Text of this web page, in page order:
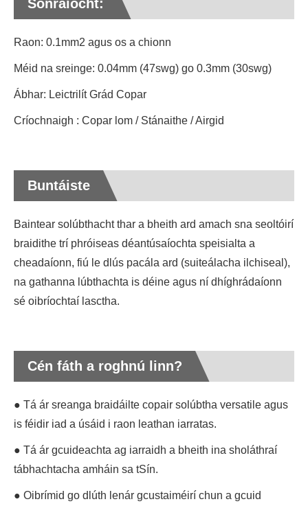
Sonraíocht:
Raon: 0.1mm2 agus os a chionn
Méid na sreinge: 0.04mm (47swg) go 0.3mm (30swg)
Ábhar: Leictrilít Grád Copar
Críochnaigh : Copar lom / Stánaithe / Airgid
Buntáiste
Baintear solúbthacht thar a bheith ard amach sna seoltóirí
braidithe trí phróiseas déantúsaíochta speisialta a
cheadaíonn, fiú le dlús pacála ard (suiteálacha ilchiseal),
na gathanna lúbthachta is déine agus ní dhíghrádaíonn
sé oibríochtaí lasctha.
Cén fáth a roghnú linn?
● Tá ár sreanga braidáilte copair solúbtha versatile agus
is féidir iad a úsáid i raon leathan iarratas.
● Tá ár gcuideachta ag iarraidh a bheith ina sholáthraí
tábhachtacha amháin sa tSín.
● Oibrímid go dlúth lenár gcustaiméirí chun a gcuid